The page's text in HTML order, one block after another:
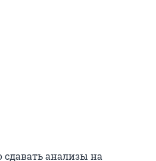
сдавать анализы на